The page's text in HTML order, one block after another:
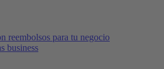
reembolsos para tu negocio
business